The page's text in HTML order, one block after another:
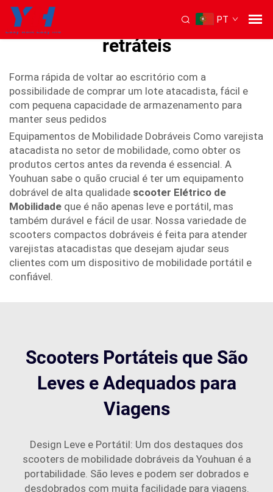
PT
Scooters de mobilidade leve
retráteis
Forma rápida de voltar ao escritório com a
possibilidade de comprar um lote atacadista, fácil e
com pequena capacidade de armazenamento para
manter seus pedidos
Equipamentos de Mobilidade Dobráveis Como varejista
atacadista no setor de mobilidade, como obter os
produtos certos antes da revenda é essencial. A
Youhuan sabe o quão crucial é ter um equipamento
dobrável de alta qualidade scooter Elétrico de
Mobilidade que é não apenas leve e portátil, mas
também durável e fácil de usar. Nossa variedade de
scooters compactos dobráveis é feita para atender
varejistas atacadistas que desejam ajudar seus
clientes com um dispositivo de mobilidade portátil e
confiável.
Scooters Portáteis que São
Leves e Adequados para
Viagens
Design Leve e Portátil: Um dos destaques dos
scooters de mobilidade dobráveis da Youhuan é a
portabilidade. São leves e podem ser dobrados e
desdobrados com muita facilidade para viagens.